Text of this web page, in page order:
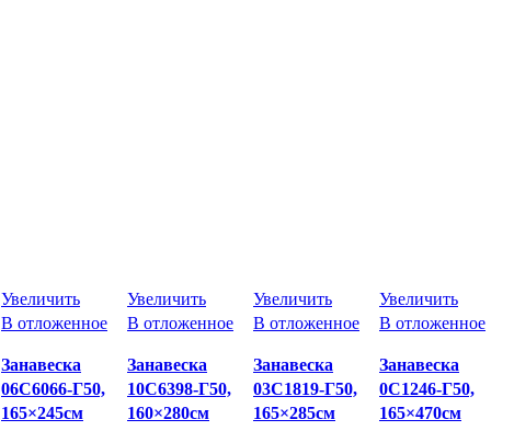
Увеличить
В отложенное
Занавеска
06С6066-Г50,
165×245см
Увеличить
В отложенное
Занавеска
10С6398-Г50,
160×280см
Увеличить
В отложенное
Занавеска
03С1819-Г50,
165×285см
Увеличить
В отложенное
Занавеска
0С1246-Г50,
165×470см